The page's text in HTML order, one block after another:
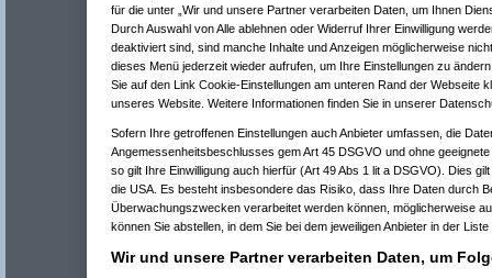
für die unter „Wir und unsere Partner verarbeiten Daten, um Ihnen
Durch Auswahl von Alle ablehnen oder Widerruf Ihrer Einwilligung
deaktiviert sind, sind manche Inhalte und Anzeigen möglicherweise
dieses Menü jederzeit wieder aufrufen, um Ihre Einstellungen zu
Sie auf den Link Cookie-Einstellungen am unteren Rand der Webseite
unseres Website. Weitere Informationen finden Sie in unserer
Sofern Ihre getroffenen Einstellungen auch Anbieter umfassen, die
Angemessenheitsbeschlusses gem Art 45 DSGVO und ohne
so gilt Ihre Einwilligung auch hierfür (Art 49 Abs 1 lit a DSGVO). Dies
die USA. Es besteht insbesondere das Risiko, dass Ihre Daten durch
Überwachungszwecken verarbeitet werden können, möglicherweise
können Sie abstellen, in dem Sie bei dem jeweiligen Anbieter in der
Wir und unsere Partner verarbeiten Daten, um